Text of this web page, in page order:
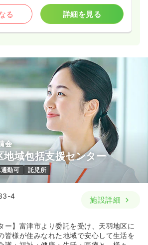
る 詳細を見る
会
地域包括支援センター
勤可 託児所
4
施設詳細
ー】富津市より委託を受け、天羽地区に
皆様が住みなれた地域で安心して生活を